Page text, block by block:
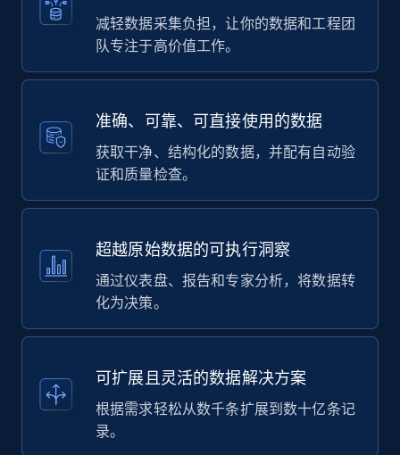
减轻数据采集负担，让你的数据和工程团
队专注于高价值工作。
准确、可靠、可直接使用的数据
获取干净、结构化的数据，并配有自动验
证和质量检查。
超越原始数据的可执行洞察
通过仪表盘、报告和专家分析，将数据转
化为决策。
可扩展且灵活的数据解决方案
根据需求轻松从数千条扩展到数十亿条记
录。